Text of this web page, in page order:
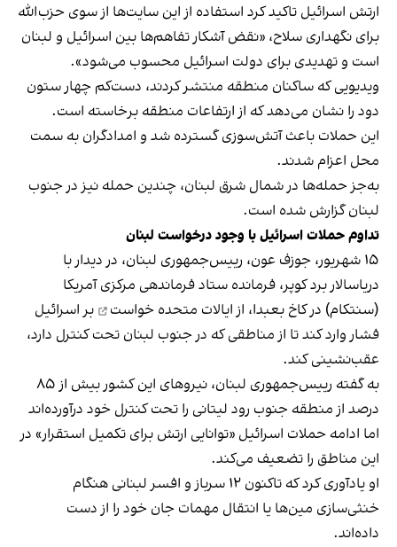
ارتش اسرائیل تاکید کرد استفاده از این سایت‌ها از سوی حزب‌الله
برای نگهداری سلاح‌، «نقض آشکار تفاهم‌ها بین اسرائیل و لبنان
است و تهدیدی برای دولت اسرائیل محسوب می‌شود».
ویدیویی که ساکنان منطقه منتشر کردند، دست‌کم چهار ستون
دود را نشان می‌دهد که از ارتفاعات منطقه برخاسته است.
این حملات باعث آتش‌سوزی گسترده شد و امدادگران به سمت
محل اعزام شدند.
به‌جز حمله‌ها در شمال ‌شرق لبنان، چندین حمله نیز در جنوب
لبنان گزارش شده است.
تداوم حملات اسرائیل با وجود درخواست لبنان
۱۵ شهریور، جوزف عون، رییس‌جمهوری لبنان، در دیدار با
دریاسالار برد کوپر، فرمانده ستاد فرماندهی مرکزی آمریکا
(سنتکام) در کاخ بعبدا، از ایالات متحده خواست
بر اسرائیل
فشار وارد کند تا از مناطقی که در جنوب لبنان تحت کنترل دارد،
عقب‌نشینی کند.
به گفته رییس‌جمهوری لبنان، نیروهای این کشور بیش از ۸۵
درصد از منطقه جنوب رود لیتانی را تحت کنترل خود درآورده‌اند
اما ادامه حملات اسرائیل «توانایی ارتش برای تکمیل استقرار» در
این مناطق را تضعیف می‌کند.
او یادآوری کرد که تاکنون ۱۲ سرباز و افسر لبنانی هنگام
خنثی‌سازی مین‌ها یا انتقال مهمات جان خود را از دست
داده‌اند.